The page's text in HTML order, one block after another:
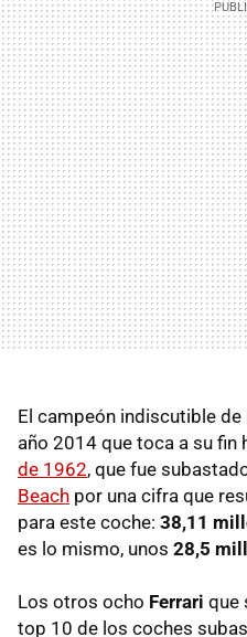
El campeón indiscutible
año 2014 que toca a su fin
de 1962, que fue
Beach por una cifra que
para este coche: 38,11
es lo mismo, unos 28,5
Los otros ocho Ferrari que
top 10 de los coches